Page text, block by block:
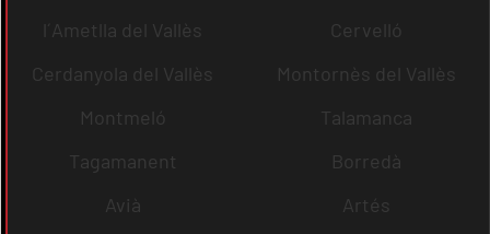
l´Ametlla del Vallès
Cervelló
Cerdanyola del Vallès
Montornès del Vallès
Montmeló
Talamanca
Tagamanent
Borredà
Avià
Artés